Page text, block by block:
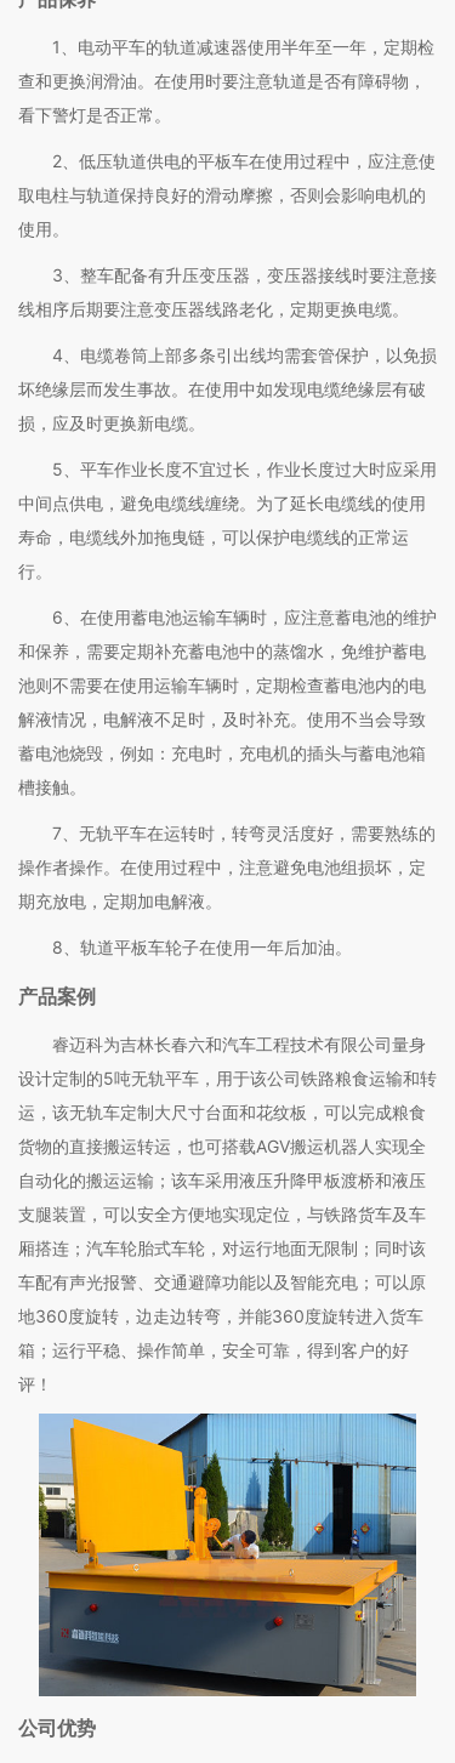
1、电动平车的轨道减速器使用半年至一年，定期检
查和更换润滑油。在使用时要注意轨道是否有障碍物，
看下警灯是否正常。
2、低压轨道供电的平板车在使用过程中，应注意使
取电柱与轨道保持良好的滑动摩擦，否则会影响电机的
使用。
3、整车配备有升压变压器，变压器接线时要注意接
线相序后期要注意变压器线路老化，定期更换电缆。
4、电缆卷筒上部多条引出线均需套管保护，以免损
坏绝缘层而发生事故。在使用中如发现电缆绝缘层有破
损，应及时更换新电缆。
5、平车作业长度不宜过长，作业长度过大时应采用
中间点供电，避免电缆线缠绕。为了延长电缆线的使用
寿命，电缆线外加拖曳链，可以保护电缆线的正常运
行。
6、在使用蓄电池运输车辆时，应注意蓄电池的维护
和保养，需要定期补充蓄电池中的蒸馏水，免维护蓄电
池则不需要在使用运输车辆时，定期检查蓄电池内的电
解液情况，电解液不足时，及时补充。使用不当会导致
蓄电池烧毁，例如：充电时，充电机的插头与蓄电池箱
槽接触。
7、无轨平车在运转时，转弯灵活度好，需要熟练的
操作者操作。在使用过程中，注意避免电池组损坏，定
期充放电，定期加电解液。
8、轨道平板车轮子在使用一年后加油。
产品案例
睿迈科为吉林长春六和汽车工程技术有限公司量身
设计定制的5吨无轨平车，用于该公司铁路粮食运输和转
运，该无轨车定制大尺寸台面和花纹板，可以完成粮食
货物的直接搬运转运，也可搭载AGV搬运机器人实现全
自动化的搬运运输；该车采用液压升降甲板渡桥和液压
支腿装置，可以安全方便地实现定位，与铁路货车及车
厢搭连；汽车轮胎式车轮，对运行地面无限制；同时该
车配有声光报警、交通避障功能以及智能充电；可以原
地360度旋转，边走边转弯，并能360度旋转进入货车
箱；运行平稳、操作简单，安全可靠，得到客户的好
评！
公司优势